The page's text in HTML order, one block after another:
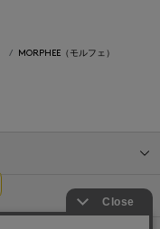
MORPHEE（モルフェ）